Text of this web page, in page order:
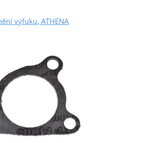
výfuku, ATHENA